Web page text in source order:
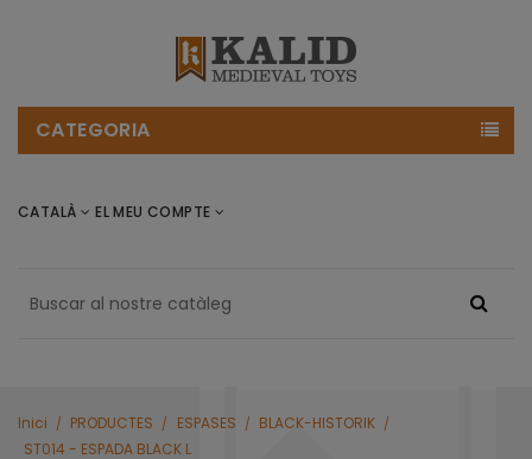
CATEGORIA
CATALÀ EL MEU COMPTE
Inici PRODUCTES ESPASES
BLACK-HISTORIK
ST014 - ESPADA BLACK L